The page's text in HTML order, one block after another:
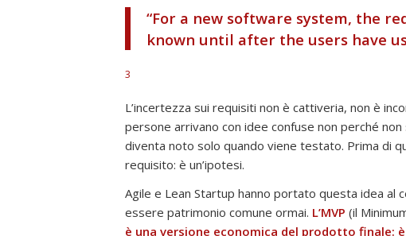
“For a new software system, the
known until after the users have
3
L’incertezza sui requisiti non è cattiveria, non è
persone arrivano con idee confuse non perché
diventa noto solo quando viene testato. Prima di
requisito: è un’ipotesi.
Agile e Lean Startup hanno portato questa idea
essere patrimonio comune ormai. L’MVP (il
è una versione economica del prodotto finale: